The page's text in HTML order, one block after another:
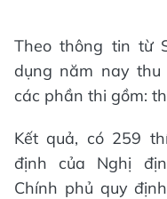
Theo thông tin từ
dụng năm nay
các phần thi gồm:
Kết quả, có 259
định của Nghị
Chính phủ quy